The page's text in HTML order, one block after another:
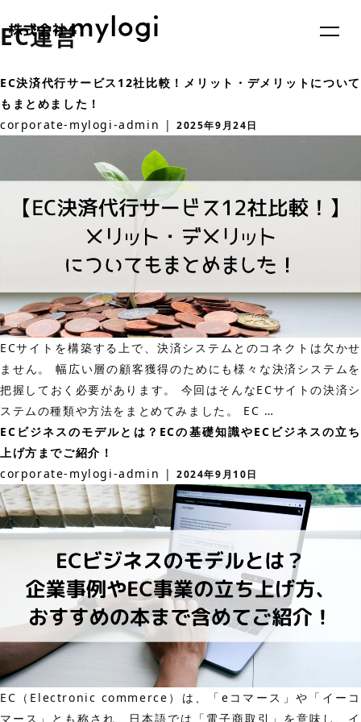
EC運営
EC決済代行サービス12社比較！メリット・デメリットについて
もまとめました！
corporate-mylogi-admin |2025年9月24日
ECサイトを構築する上で、決済システムとのコネクトは欠かせ
ません。 幅広い層の顧客獲得のためにも様々な決済システムを
把握しておく必要があります。 今回はそんなECサイトの決済シ
ステムの種類や方法をまとめてみました。 EC …
決
行
サ
ビ
ス
12
社
比
リ
ECビジネスのモデルとは？ECの基礎知識やECビジネスの立ち
上げ方までご紹介！
corporate-mylogi-admin |2024年9月10日
EC（Electronic commerce）は、「eコマース」や「イーコ
マース」とも称され、日本語では「電子商取引」を意味し、イ